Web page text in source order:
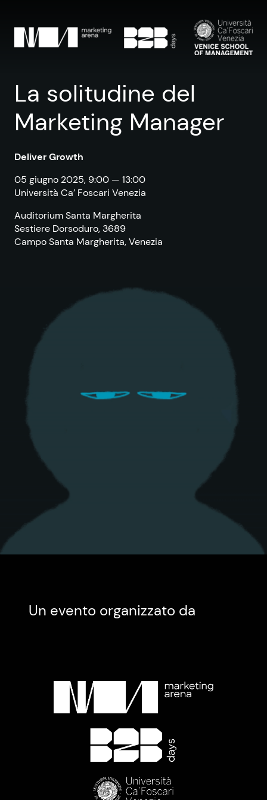
La solitudine del
Marketing Manager
Deliver Growth
05 giugno 2025, 9:00 — 13:00
Università Ca’ Foscari Venezia
Auditorium Santa Margherita
Sestiere Dorsoduro, 3689
Campo Santa Margherita, Venezia
Un evento organizzato da